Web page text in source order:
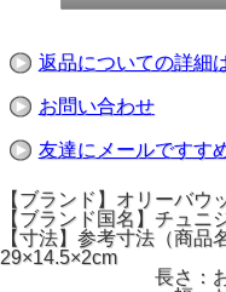
返品についての詳細
お問い合わせ
友達にメールですす
【ブランド】オリーバ
【ブランド国名】チュニ
【寸法】参考寸法（商品
29×14.5×2cm
長さ：およそ